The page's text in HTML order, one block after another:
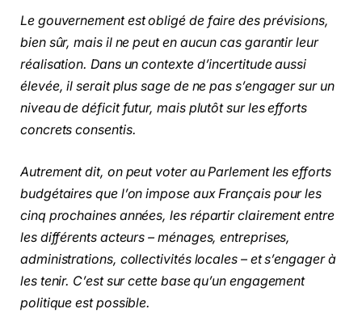
Le gouvernement est obligé de faire des prévisions,
bien sûr, mais il ne peut en aucun cas garantir leur
réalisation. Dans un contexte d’incertitude aussi
élevée, il serait plus sage de ne pas s’engager sur un
niveau de déficit futur, mais plutôt sur les efforts
concrets consentis.
Autrement dit, on peut voter au Parlement les efforts
budgétaires que l’on impose aux Français pour les
cinq prochaines années, les répartir clairement entre
les différents acteurs – ménages, entreprises,
administrations, collectivités locales – et s’engager à
les tenir. C’est sur cette base qu’un engagement
politique est possible.